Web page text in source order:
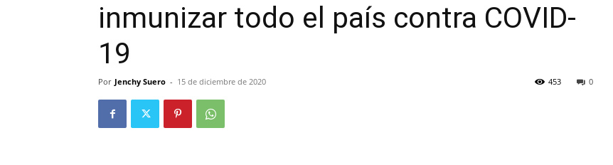
inmunizar todo el país contra COVID-
19
Por Jenchy Suero - 15 de diciembre de 2020 0
453